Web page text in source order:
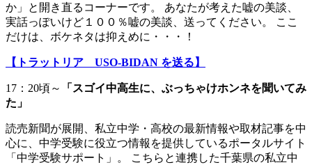
か」と開き直るコーナーです。 あなたが考えた嘘の美談、
実話っぽいけど１００％嘘の美談、送ってください。 ここ
だけは、ボケネタは抑えめに・・・！
【トラットリア USO-BIDAN を送る】
17：20頃～
「スゴイ中高生に、ぶっちゃけホンネを聞いてみ
た」
読売新聞が展開、私立中学・高校の最新情報や取材記事を中
心に、中学受験に役立つ情報を提供しているポータルサイト
「中学受験サポート」。 こちらと連携した千葉県の私立中